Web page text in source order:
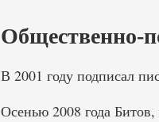
Общественно-
В 2001 году подписал
Осенью 2008 года